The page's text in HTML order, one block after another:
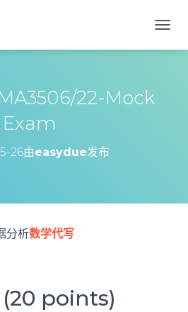
换
22-Mock
Exam
26由easydue发布
分析数学代写
points)